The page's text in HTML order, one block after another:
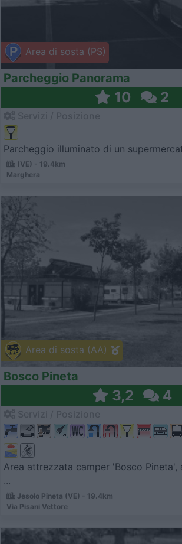
Area di sosta (PS)
Parcheggio Panorama
10 2
Parcheggio illuminato di un
(VE) - 19.4km
Marghera
Area di sosta (AA)
Bosco Pineta
3,2 4
Area attrezzata camper 'Bosco Pineta',
...
Jesolo Pineta (VE) - 19.4km
Via Pisani Vettore